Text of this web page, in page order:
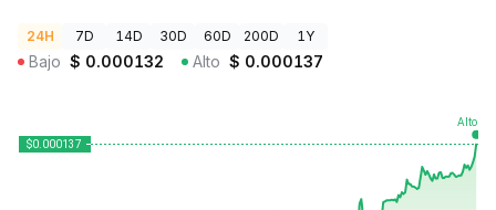
24H 7D 14D 30D 60D 200D 1Y
Bajo $ 0.000132 Alto $ 0.000137